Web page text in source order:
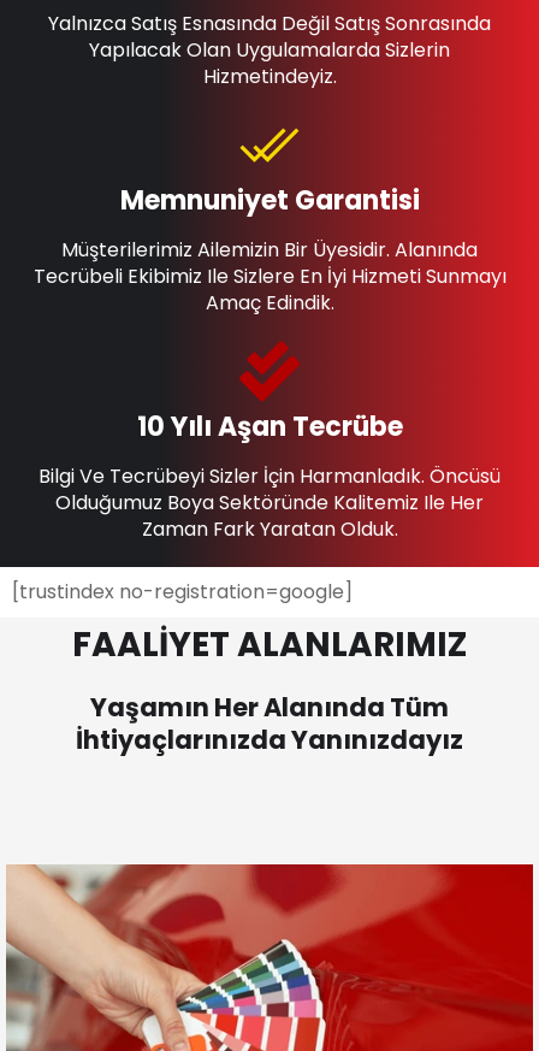
10 Yılı Aşan Tecrübe
Bilgi Ve Tecrübeyi Sizler İçin Harmanladık. Öncüsü
Olduğumuz Boya Sektöründe Kalitemiz Ile Her
Zaman Fark Yaratan Olduk.
Memnuniyet Garantisi
Müşterilerimiz Ailemizin Bir Üyesidir. Alanında
Tecrübeli Ekibimiz Ile Sizlere En İyi Hizmeti Sunmayı
Amaç Edindik.
Yalnızca Satış Esnasında Değil Satış Sonrasında
Yapılacak Olan Uygulamalarda Sizlerin
Hizmetindeyiz.
[trustindex no-registration=google]
FAALİYET ALANLARIMIZ
Yaşamın Her Alanında Tüm
İhtiyaçlarınızda Yanınızdayız